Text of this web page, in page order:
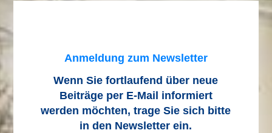
Anmeldung zum Newsletter
Wenn Sie fortlaufend über neue
Beiträge per E-Mail informiert
werden möchten, trage Sie sich bitte
in den Newsletter ein.